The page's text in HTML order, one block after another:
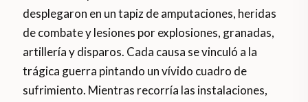
desplegaron en un tapiz de amputaciones, heridas
de combate y lesiones por explosiones, granadas,
artillería y disparos. Cada causa se vinculó a la
trágica guerra pintando un vívido cuadro de
sufrimiento. Mientras recorría las instalaciones,